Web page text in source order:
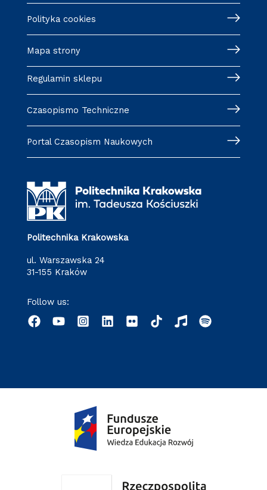
Polityka cookies
Mapa strony
Regulamin sklepu
Czasopismo Techniczne
Portal Czasopism Naukowych
Politechnika Krakowska
ul. Warszawska 24
31-155 Kraków
Follow us: